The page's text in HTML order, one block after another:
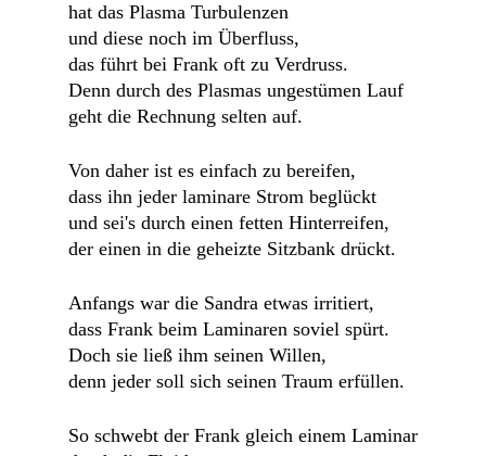
hat das Plasma Turbulenzen
und diese noch im Überfluss,
das führt bei Frank oft zu Verdruss.
Denn durch des Plasmas ungestümen Lauf
geht die Rechnung selten auf.
Von daher ist es einfach zu bereifen,
dass ihn jeder laminare Strom beglückt
und sei's durch einen fetten Hinterreifen,
der einen in die geheizte Sitzbank drückt.
Anfangs war die Sandra etwas irritiert,
dass Frank beim Laminaren soviel spürt.
Doch sie ließ ihm seinen Willen,
denn jeder soll sich seinen Traum erfüllen.
So schwebt der Frank gleich einem Laminar